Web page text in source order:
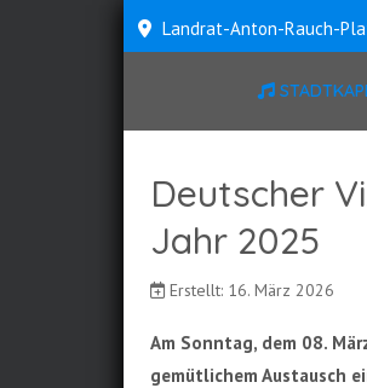
Landrat-Anton-Rauch-
Deutscher
Jahr 2025
Erstellt: 16. März 2026
Am Sonntag, dem 08.
gemütlichem Austausch